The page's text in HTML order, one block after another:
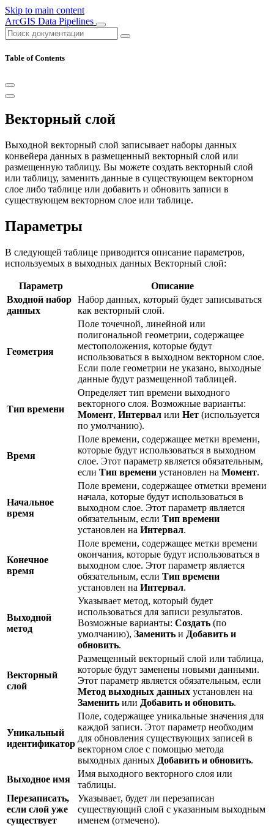
Skip to main content
ArcGIS Data Pipelines
Table of Contents
Векторный слой
Выходной векторный слой записывает наборы данных
конвейера данных в размещенный векторный слой или
размещенную таблицу. Вы можете создать векторный слой
или таблицу, заменить данные в существующем векторном
слое либо таблице или добавить и обновить записи в
существующем векторном слое или таблице.
Параметры
В следующей таблице приводится описание параметров,
используемых в выходных данных Векторный слой:
Параметр
Описание
Входной набор
данных
Набор данных, который будет записываться
как векторный слой.
Геометрия
Поле точечной, линейной или
полигональной геометрии, содержащее
местоположения, которые будут
использоваться в выходном векторном слое.
Если поле геометрии не указано, выходные
данные будут размещенной таблицей.
Тип времени
Определяет тип времени выходного
векторного слоя. Возможные варианты:
Момент, Интервал или Нет (используется
по умолчанию).
Время
Поле времени, содержащее метки времени,
которые будут использоваться в выходном
слое. Этот параметр является обязательным,
если Тип времени установлен на Момент.
Начальное
время
Поле времени, содержащее отметки времени
начала, которые будут использоваться в
выходном слое. Этот параметр является
обязательным, если Тип времени
установлен на Интервал.
Конечное
время
Поле времени, содержащее метки времени
окончания, которые будут использоваться в
выходном слое. Этот параметр является
обязательным, если Тип времени
установлен на Интервал.
Выходной
метод
Указывает метод, который будет
использоваться для записи результатов.
Возможные варианты: Создать (по
умолчанию), Заменить и Добавить и
обновить.
Векторный
слой
Размещенный векторный слой или таблица,
которые будут заменены новыми данными.
Этот параметр является обязательным, если
Метод выходных данных установлен на
Заменить или Добавить и обновить.
Уникальный
идентификатор
Поле, содержащее уникальные значения для
каждой записи. Этот параметр необходим
для обновления существующих записей в
векторном слое с помощью метода
выходных данных Добавить и обновить.
Выходное имя
Имя выходного векторного слоя или
таблицы.
Перезаписать,
если слой уже
существует
Указывает, будет ли перезаписан
существующий слой с указанным выходным
именем (отмечено).